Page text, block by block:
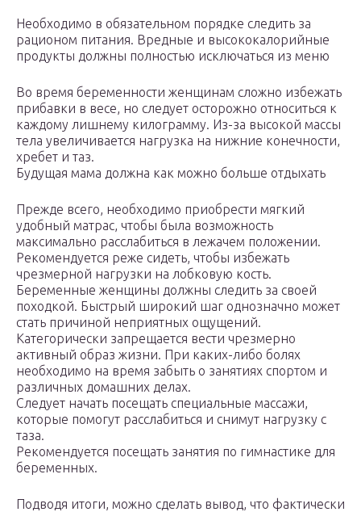
Необходимо в обязательном порядке следить за
рационом питания. Вредные и высококалорийные
продукты должны полностью исключаться из меню
Во время беременности женщинам сложно избежать
прибавки в весе, но следует осторожно относиться к
каждому лишнему килограмму. Из-за высокой массы
тела увеличивается нагрузка на нижние конечности,
хребет и таз.
Будущая мама должна как можно больше отдыхать
Прежде всего, необходимо приобрести мягкий
удобный матрас, чтобы была возможность
максимально расслабиться в лежачем положении.
Рекомендуется реже сидеть, чтобы избежать
чрезмерной нагрузки на лобковую кость.
Беременные женщины должны следить за своей
походкой. Быстрый широкий шаг однозначно может
стать причиной неприятных ощущений.
Категорически запрещается вести чрезмерно
активный образ жизни. При каких-либо болях
необходимо на время забыть о занятиях спортом и
различных домашних делах.
Следует начать посещать специальные массажи,
которые помогут расслабиться и снимут нагрузку с
таза.
Рекомендуется посещать занятия по гимнастике для
беременных.
Подводя итоги, можно сделать вывод, что фактически